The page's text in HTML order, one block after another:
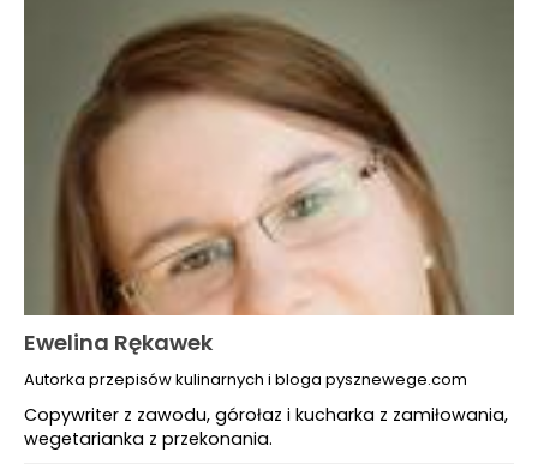
Ewelina Rękawek
Autorka przepisów kulinarnych i bloga pysznewege.com
Copywriter z zawodu, górołaz i kucharka z zamiłowania,
wegetarianka z przekonania.